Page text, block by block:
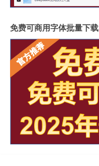
免费可商用字体批量下载